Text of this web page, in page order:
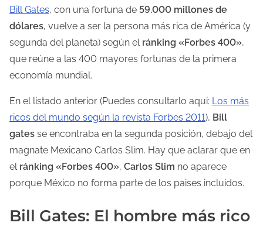
m
p
o
d
e
e
c
t
u
r
a
e
Bill Gates, con una fortuna de 59.000 millones de
dólares, vuelve a ser la persona más rica de América (y
segunda del planeta) según el ránking «Forbes 400»,
que reúne a las 400 mayores fortunas de la primera
economía mundial.
En el listado anterior (Puedes consultarlo aqui: Los más
ricos del mundo según la revista Forbes 2011), Bill
gates se encontraba en la segunda posición, debajo del
magnate Mexicano Carlos Slim. Hay que aclarar que en
el ránking «Forbes 400», Carlos Slim no aparece
porque México no forma parte de los paises incluidos.
Bill Gates: El hombre más rico